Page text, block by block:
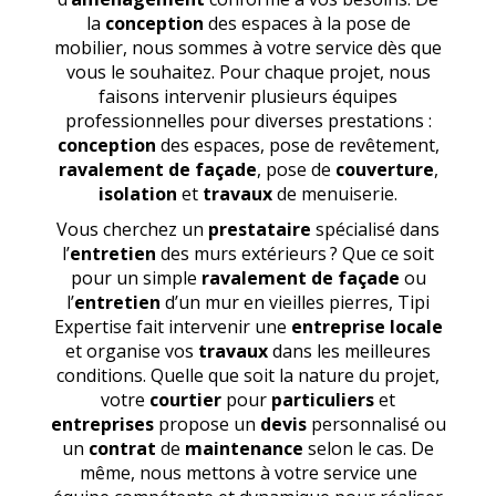
la conception des espaces à la pose de
mobilier, nous sommes à votre service dès que
vous le souhaitez. Pour chaque projet, nous
faisons intervenir plusieurs équipes
professionnelles pour diverses prestations :
conception des espaces, pose de revêtement,
ravalement de façade, pose de couverture,
isolation et travauxde menuiserie.
Vous cherchez un prestataire spécialisé dans
l’entretien des murs extérieurs ? Que ce soit
pour un simple ravalement de façade ou
l’entretien d’un mur en vieilles pierres, Tipi
Expertise fait intervenir une entreprise locale
et organise vos travauxdans les meilleures
conditions. Quelle que soit la nature du projet,
votre courtier pour particulierset
entreprisespropose un devispersonnalisé ou
un contrat de maintenance selon le cas. De
même, nous mettons à votre service une